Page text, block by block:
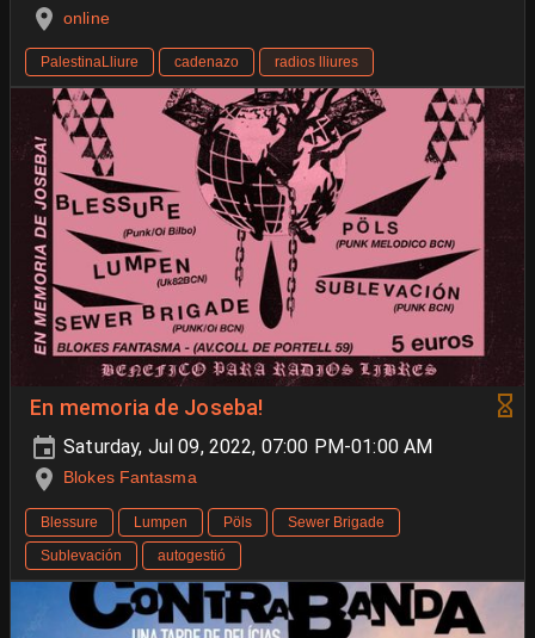
online
PalestinaLliure cadenazo radios lliures
En memoria de Joseba!
Saturday, Jul 09, 2022, 07:00 PM-01:00 AM
Blokes Fantasma
Blessure Lumpen Pöls
Sewer Brigade
Sublevación
autogestió